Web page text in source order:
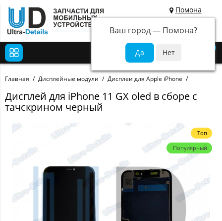
Помона
Ваш город — Помона?
Главная Дисплейные модули Дисплеи для Apple iPhone
Дисплей для iPhone 11 GX oled в сборе с
тачскрином черный
Топ
Популярный